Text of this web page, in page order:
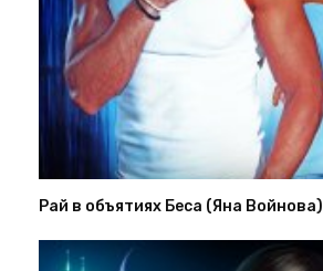
Рай в объятиях Беса (Яна Войнова)